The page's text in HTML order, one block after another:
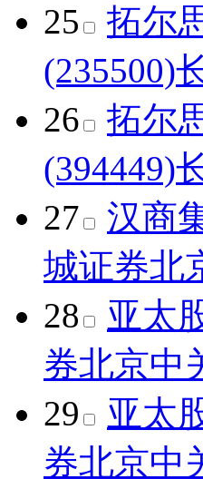
25
拓尔
(235500)
26
拓尔
(394449)
27
汉商
城证券北
28
亚太
券北京中
29
亚太
券北京中